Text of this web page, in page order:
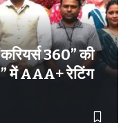
360” की
में AAA+ रेटिंग